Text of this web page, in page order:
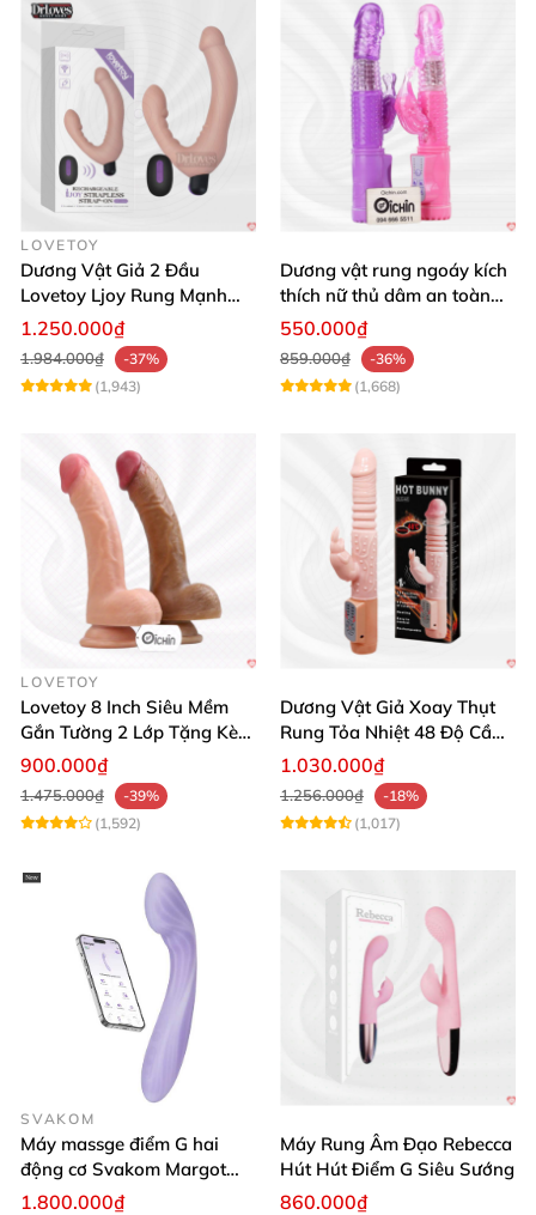
LOVETOY
Dương Vật Giả 2 Đầu
Lovetoy Ljoy Rung Mạnh
ĐKTX Hút Sâu
1.250.000₫
1.984.000₫
-37%
(1,943)
Dương vật rung ngoáy kích
thích nữ thủ dâm an toàn
cao cấp
550.000₫
859.000₫
-36%
(1,668)
LOVETOY
Lovetoy 8 Inch Siêu Mềm
Gắn Tường 2 Lớp Tặng Kèm
Dầu Massage
900.000₫
1.475.000₫
-39%
(1,592)
Dương Vật Giả Xoay Thụt
Rung Tỏa Nhiệt 48 Độ Cầm
Tay Hot Bunny
1.030.000₫
1.256.000₫
-18%
(1,017)
SVAKOM
Máy massge điểm G hai
động cơ Svakom Margot
điều khiển qua app
1.800.000₫
Máy Rung Âm Đạo Rebecca
Hút Hút Điểm G Siêu Sướng
860.000₫